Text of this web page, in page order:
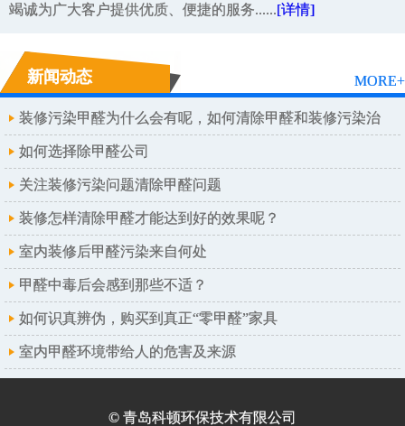
竭诚为广大客户提供优质、便捷的服务......[详情]
新闻动态 MORE+
装修污染甲醛为什么会有呢，如何清除甲醛和装修污染治
理呢
如何选择除甲醛公司
关注装修污染问题清除甲醛问题
装修怎样清除甲醛才能达到好的效果呢？
室内装修后甲醛污染来自何处
甲醛中毒后会感到那些不适？
如何识真辨伪，购买到真正“零甲醛”家具
室内甲醛环境带给人的危害及来源
© 青岛科顿环保技术有限公司